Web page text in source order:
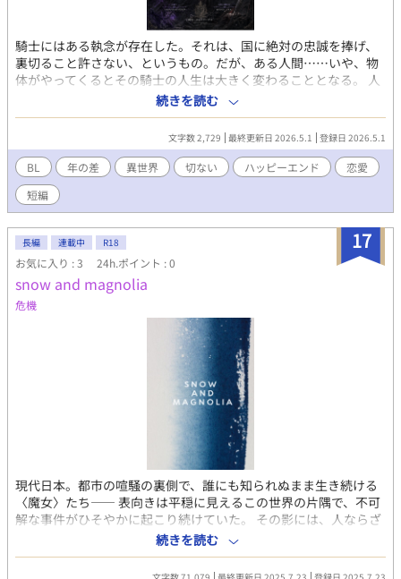
騎士にはある執念が存在した。それは、国に絶対の忠誠を捧げ、
裏切ること許さない、というもの。だが、ある人間……いや、物
体がやってくるとその騎士の人生は大きく変わることとなる。 人
物紹介 アルヴァリック・グレイヴ 元最強と謳われた王国騎士 見た
目：20代後半（見た目は止まっている） 体格：高身長・細身だが
筋肉はしっかり（女性のような体格で人に舐められることも多々
あるが、大剣を振り回すことが可能） 髪：暗い灰色（元は黒、時
間経過で色が抜けた感じ） 長さ：やや長め、結んでいる or 無造作
目：くすんだ金 or 淡い青（生気が薄い） 表情：基本無表情、感情
が遅れて出るタイプ 呼吸しているのに“生きてる感じがしない” カ
リスト・ノクス 元国王補佐官（魂） 基本は半透明 年齢感：20代
前半（騎士より少し若い） 体格：華奢・中性的 髪：白 or 薄い銀
浮いている（重力を無視） 目：強い光を持つ（感情が全部ここに
出る） 表情：いつも笑顔を絶やさず、感情を隠すタイプ 他の人間
には見えない この二人の進む人生には一体どんな幸運や不運が巻
き起こってくるのだろう……。
続きを読む
文字数 2,729 最終更新日 2026.5.1 登録日 2026.5.1
BL 年の差 異世界 切ない ハッピーエンド
恋愛
短編
17
長編 連載中 R18
お気に入り : 3 24h.ポイント : 0
snow and magnolia
危機
現代日本。都市の喧騒の裏側で、誰にも知られぬまま生き続ける
〈魔女〉たち—— 表向きは平穏に見えるこの世界の片隅で、不可
解な事件がひそやかに起こり続けていた。 その影には、人ならざ
る力を持つ“魔女”と、その眷属たちの存在が潜んでいた。 白木蓮
（しらき れん）は、ごく普通の青年として日々を送っていた。 控
えめで繊細な心を持ち、人との距離を保ちながら、波風のない生
続きを読む